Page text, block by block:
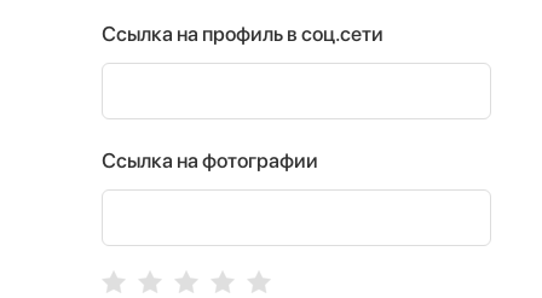
Ссылка на профиль в соц.сети
Ссылка на фотографии